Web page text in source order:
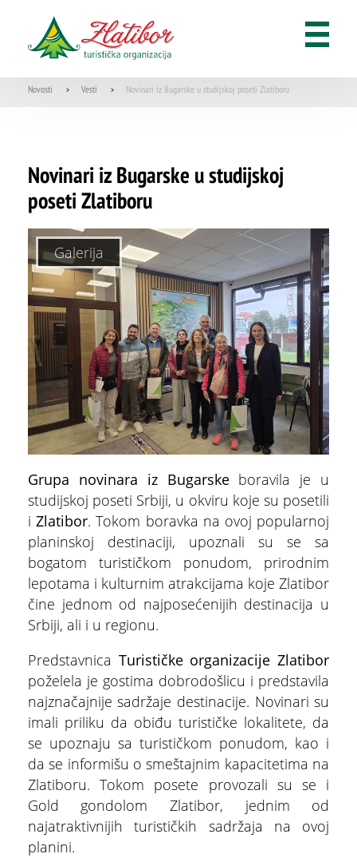
Novosti > Vesti > Novinari iz Bugarske u studijskoj poseti Zlatiboru
Novinari iz Bugarske u studijskoj
poseti Zlatiboru
Grupa novinara iz Bugarskeboravila je u
studijskoj poseti Srbiji, u okviru koje su posetili
iZlatibor. Tokom boravka na ovoj popularnoj
planinskoj destinaciji, upoznali su se sa
bogatom turističkom ponudom, prirodnim
lepotama i kulturnim atrakcijama koje Zlatibor
čine jednom od najposećenijih destinacija u
Srbiji, ali i u regionu.
Predstavnica Turističke organizacije Zlatibor
poželela je gostima dobrodošlicu i predstavila
najznačajnije sadržaje destinacije. Novinari su
imali priliku da obiđu turističke lokalitete, da
se upoznaju sa turističkom ponudom, kao i
da se informišu o smeštajnim kapacitetima na
Zlatiboru. Tokom posete provozali su se i
Gold gondolom Zlatibor, jednim od
najatraktivnijih turističkih sadržaja na ovoj
planini.
Galerija
FEATURED
Dino park
ŠTA
VIDETI FEATURED
Multimedijalna fontana